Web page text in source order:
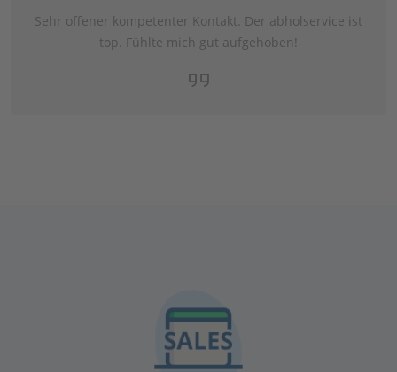
Sehr offener kompetenter Kontakt. Der abholservice ist
top. Fühlte mich gut aufgehoben!